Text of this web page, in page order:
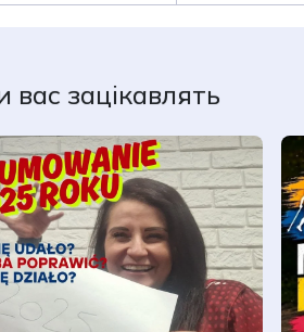
зацікавлять